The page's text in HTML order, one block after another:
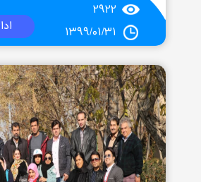
۲۹۲۲
۱۳۹۹/۰۱/۳۱